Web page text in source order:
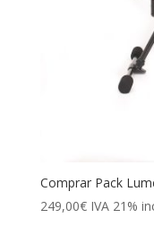
Comprar Pack
249,00€ IVA 21%